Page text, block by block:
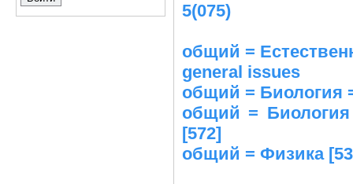
5(075)
общий =
general issues
общий = Биология
общий =
[572]
общий = Физика